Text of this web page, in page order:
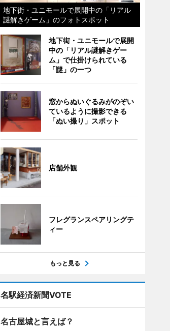
地下街・ユニモールで展開中の「リアル
謎解きゲーム」のフォトスポット
地下街・ユニモールで展開
中の「リアル謎解きゲー
ム」で仕掛けられている
「謎」の一つ
窓からぬいぐるみがのぞい
ているように撮影できる
「ぬい撮り」スポット
店舗外観
フレグランスペアリングテ
ィー
もっと見る
名駅経済新聞VOTE
名古屋城と言えば？